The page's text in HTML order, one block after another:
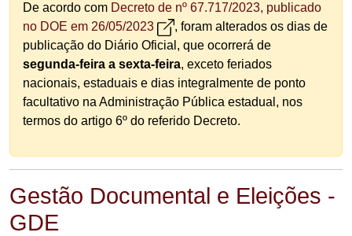
De acordo com Decreto de nº 67.717/2023, publicado
no DOE em 26/05/2023
, foram alterados os dias de
publicação do Diário Oficial, que ocorrerá de
segunda-feira a sexta-feira, exceto feriados
nacionais, estaduais e dias integralmente de ponto
facultativo na Administração Pública estadual, nos
termos do artigo 6º do referido Decreto.
Gestão Documental e Eleições -
GDE